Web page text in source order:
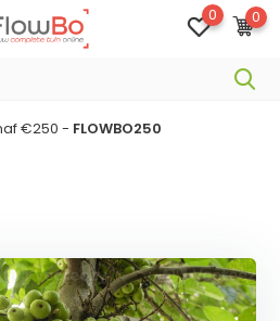
0 0
€250 - FLOWBO250